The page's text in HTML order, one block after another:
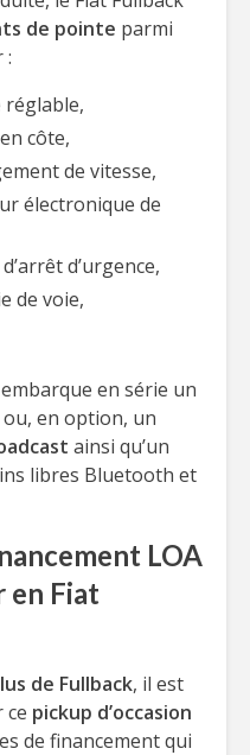
de pointe parmi
:
réglable,
côte,
de vitesse,
électronique de
d’urgence,
de voie,
en série un
en option, un
ainsi qu’un
libres Bluetooth et
LOA
en Fiat
de Fullback, il est
ce pickup d’occasion
de financement qui